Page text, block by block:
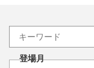
登場月